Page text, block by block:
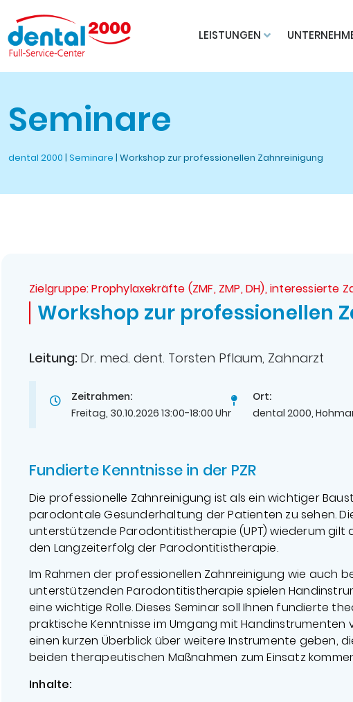
LEISTUNGEN
Seminare
dental 2000 | Seminare | Workshop zur professionellen Zahnreinigung
Zielgruppe: Prophylaxekräfte (ZMF, ZMP, DH), interessierte
Workshop zur professionellen
Leitung: Dr. med. dent. Torsten Pflaum, Zahnarzt
Zeitrahmen:
Freitag, 30.10.2026 13:00-18:00 Uhr
Ort:
dental 2000,
Fundierte Kenntnisse in der PZR
Die professionelle Zahnreinigung ist als ein wichtiger
parodontale Gesunderhaltung der Patienten zu sehen.
unterstützende Parodontitistherapie (UPT) wiederum gilt
den Langzeiterfolg der Parodontitistherapie.
Im Rahmen der professionellen Zahnreinigung wie auch
unterstützenden Parodontitistherapie spielen
eine wichtige Rolle. Dieses Seminar soll Ihnen fundierte
praktische Kenntnisse im Umgang mit Handinstrumenten
einen kurzen Überblick über weitere Instrumente geben,
beiden therapeutischen Maßnahmen zum Einsatz
Inhalte: